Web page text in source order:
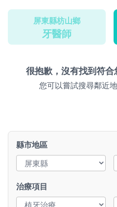
屏東縣枋山鄉
牙醫師
很抱歉，沒有找到符合
您可以嘗試搜尋鄰近
縣市地區
治療項目